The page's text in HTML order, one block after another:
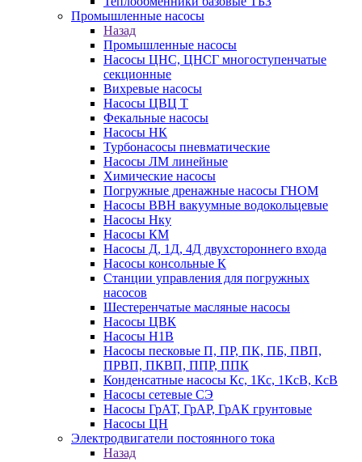
Промышленные насосы
Назад
Промышленные насосы
Насосы ЦНС, ЦНСГ многоступенчатые
секционные
Вихревые насосы
Насосы ЦВЦ Т
Фекальные насосы
Насосы НК
Турбонасосы пневматические
Насосы ЛМ линейные
Химические насосы
Погружные дренажные насосы ГНОМ
Насосы ВВН вакуумные водокольцевые
Насосы Нку
Насосы КМ
Насосы Д, 1Д, 4Д двухстороннего входа
Насосы консольные К
Станции управления для погружных
насосов
Шестеренчатые масляные насосы
Насосы ЦВК
Насосы Н1В
Насосы песковые П, ПР, ПК, ПБ, ПВП,
ПРВП, ПКВП, ППР, ППК
Конденсатные насосы Кс, 1Кс, 1КсВ, КсВ
Насосы сетевые СЭ
Насосы ГрАТ, ГрАР, ГрАК грунтовые
Насосы ЦН
Электродвигатели постоянного тока
Назад